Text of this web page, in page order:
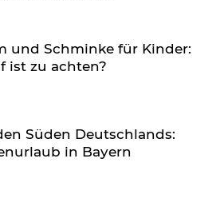
und Schminke für Kinder:
ist zu achten?
Süden Deutschlands:
in Bayern